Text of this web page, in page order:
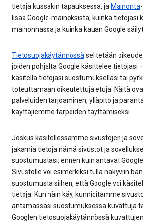
tietoja kussakin tapauksessa, ja Mainonta
lisää Google-mainoksista, kuinka tietojasi
mainonnassa ja kuinka kauan Google
Tietosuojakäytännössäselitetään
joiden pohjalta Google käsittelee tietojasi
käsitellä tietojasi suostumuksellasi tai
toteuttamaan oikeutettuja etuja. Näitä
palveluiden tarjoaminen, ylläpito ja
käyttäjiemme tarpeiden täyttämiseksi.
Joskus käsitellessämme sivustojen ja
jakamia tietoja nämä sivustot ja
suostumustasi, ennen kuin antavat
Sivustolle voi esimerkiksi tulla näkyviin
suostumusta siihen, että Google voi
tietoja. Kun näin käy, kunnioitamme
antamassasi suostumuksessa kuvattuja
Googlen tietosuojakäytännössä